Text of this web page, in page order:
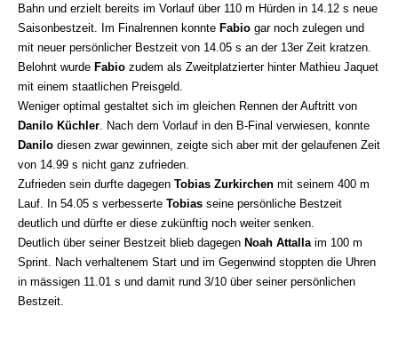
Bahn und erzielt bereits im Vorlauf über 110 m Hürden in 14.12 s neue
Saisonbestzeit. Im Finalrennen konnte Fabio gar noch zulegen und
mit neuer persönlicher Bestzeit von 14.05 s an der 13er Zeit kratzen.
Belohnt wurde Fabio zudem als Zweitplatzierter hinter Mathieu Jaquet
mit einem staatlichen Preisgeld.
Weniger optimal gestaltet sich im gleichen Rennen der Auftritt von
Danilo Küchler . Nach dem Vorlauf in den B-Final verwiesen, konnte
Danilo diesen zwar gewinnen, zeigte sich aber mit der gelaufenen Zeit
von 14.99 s nicht ganz zufrieden.
Zufrieden sein durfte dagegen Tobias Zurkirchen mit seinem 400 m
Lauf. In 54.05 s verbesserte Tobias seine persönliche Bestzeit
deutlich und dürfte er diese zukünftig noch weiter senken.
Deutlich über seiner Bestzeit blieb dagegen Noah Attalla im 100 m
Sprint. Nach verhaltenem Start und im Gegenwind stoppten die Uhren
in mässigen 11.01 s und damit rund 3/10 über seiner persönlichen
Bestzeit.